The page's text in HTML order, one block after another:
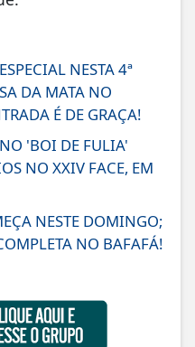
NESTA 4ª
DA MATA NO
É DE GRAÇA!
'BOI DE FULIA'
NO XXIV FACE, EM
NESTE DOMINGO;
NO BAFAFÁ!